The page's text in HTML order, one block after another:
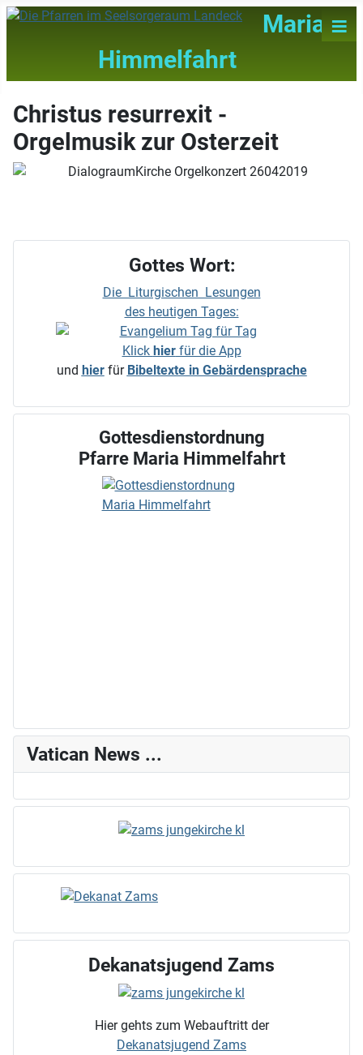
Maria
Himmelfahrt
≡
Christus resurrexit -
Orgelmusik zur Osterzeit
Gottes Wort:
Die Liturgischen Lesungen
des heutigen Tages:
Klick hierfür die App
und hier für Bibeltexte in Gebärdensprache
Gottesdienstordnung
Pfarre Maria Himmelfahrt
Vatican News ...
Dekanatsjugend Zams
Hier gehts zum Webauftritt der
Dekanatsjugend Zams